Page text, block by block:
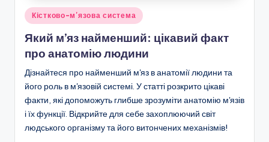
Posted
in
Кістково-м'язова система
Який м’яз найменший: цікавий факт
про анатомію людини
Дізнайтеся про найменший м'яз в анатомії людини та
його роль в м'язовій системі. У статті розкрито цікаві
факти, які допоможуть глибше зрозуміти анатомію м'язів
і їх функції. Відкрийте для себе захоплюючий світ
людського організму та його витончених механізмів!